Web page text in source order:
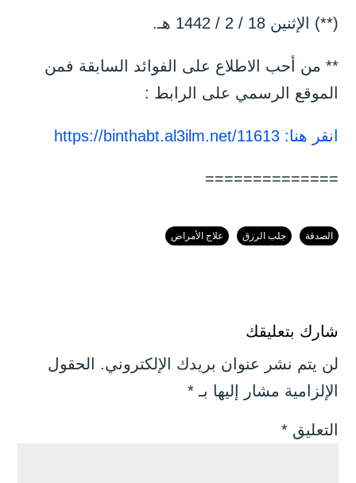
(**) الإثنين 18 / 2 / 1442 هـ.
** من أحب الاطلاع على الفوائد السابقة فمن
الموقع الرسمي على الرابط :
انقر هنا: https://binthabt.al3ilm.net/11613
==============
الصدقة جلب الرزق علاج الأمراض
شارك بتعليقك
لن يتم نشر عنوان بريدك الإلكتروني. الحقول
الإلزامية مشار إليها بـ *
التعليق *